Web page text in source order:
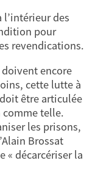
des
pour
revendications.
encore
cette lutte à
être articulée
telle.
les prisons,
Brossat
« décarcériser la